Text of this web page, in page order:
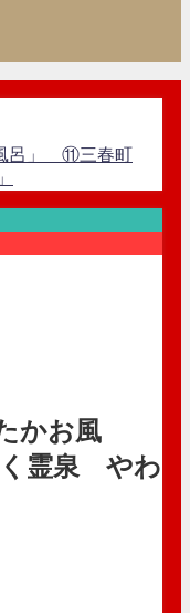
風呂」 ⑪三春町
かお風
霊泉 やわ